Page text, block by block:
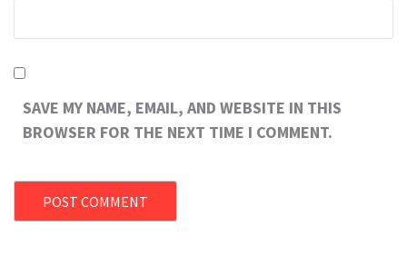
SAVE MY NAME, EMAIL, AND WEBSITE IN THIS
BROWSER FOR THE NEXT TIME I COMMENT.